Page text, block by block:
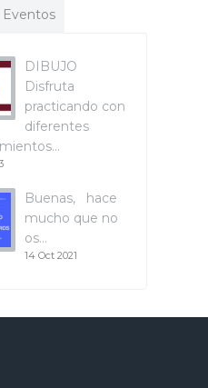
Eventos
DIBUJO
Disfruta
practicando con
diferentes
Buenas, hace
mucho que no
os…
14 Oct 2021